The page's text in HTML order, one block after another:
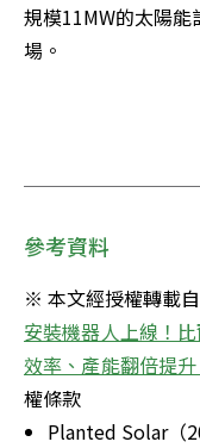
規模11MW的太陽
場。
參考資料
※ 本文經授權轉載自
安裝機器人上線！
效率、產能翻倍提升
權條款
Planted Solar（